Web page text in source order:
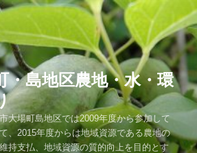
・島地区農地・水・環
大場町島地区では2009年度から参加して
、2015年度からは地域資源である農地の
持支払、地域資源の質的向上を目的とす